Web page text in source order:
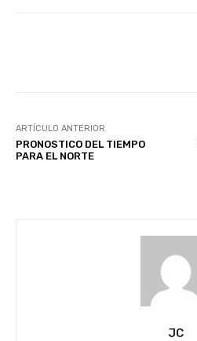
ARTÍCULO ANTERIOR
PRONOSTICO DEL TIEMPO
PARA EL NORTE
JC